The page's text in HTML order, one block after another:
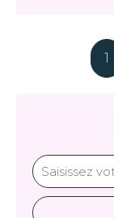
1